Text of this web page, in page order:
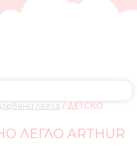
легла / ДЕТСКО
ЛЕГЛО ARTHUR